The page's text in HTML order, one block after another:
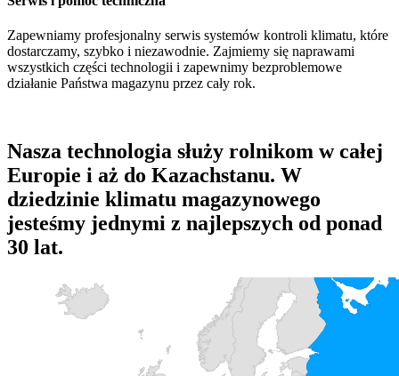
Zapewniamy profesjonalny serwis systemów kontroli klimatu, które
dostarczamy, szybko i niezawodnie. Zajmiemy się naprawami
wszystkich części technologii i zapewnimy bezproblemowe
działanie Państwa magazynu przez cały rok.
Nasza technologia służy rolnikom w całej
Europie i aż do Kazachstanu. W
dziedzinie klimatu magazynowego
jesteśmy jednymi z najlepszych od ponad
30 lat.